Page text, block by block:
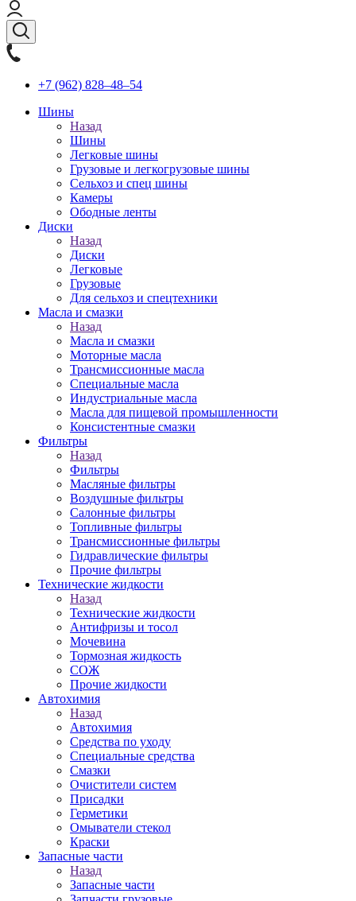
+7 (962) 828‒48‒54
Шины
Назад
Шины
Легковые шины
Грузовые и легкогрузовые шины
Сельхоз и спец шины
Камеры
Ободные ленты
Диски
Назад
Диски
Легковые
Грузовые
Для сельхоз и спецтехники
Масла и смазки
Назад
Масла и смазки
Моторные масла
Трансмиссионные масла
Специальные масла
Индустриальные масла
Масла для пищевой промышленности
Консистентные смазки
Фильтры
Назад
Фильтры
Масляные фильтры
Воздушные фильтры
Салонные фильтры
Топливные фильтры
Трансмиссионные фильтры
Гидравлические фильтры
Прочие фильтры
Технические жидкости
Назад
Технические жидкости
Антифризы и тосол
Мочевина
Тормозная жидкость
СОЖ
Прочие жидкости
Автохимия
Назад
Автохимия
Средства по уходу
Специальные средства
Смазки
Очистители систем
Присадки
Герметики
Омыватели стекол
Краски
Запасные части
Назад
Запасные части